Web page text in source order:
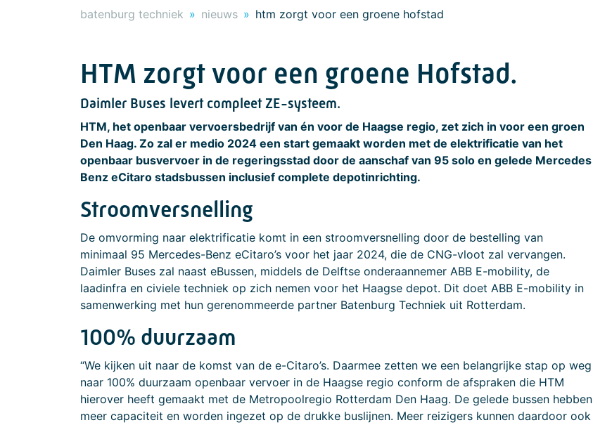
batenburg techniek nieuws htm zorgt voor een groene hofstad
HTM zorgt voor een groene Hofstad.
Daimler Buses levert compleet ZE-systeem.
HTM, het openbaar vervoersbedrijf van én voor de Haagse regio, zet zich in voor een groen
Den Haag. Zo zal er medio 2024 een start gemaakt worden met de elektrificatie van het
openbaar busvervoer in de regeringsstad door de aanschaf van 95 solo en gelede Mercedes
Benz eCitaro stadsbussen inclusief complete depotinrichting.
Stroomversnelling
De omvorming naar elektrificatie komt in een stroomversnelling door de bestelling van
minimaal 95 Mercedes-Benz eCitaro’s voor het jaar 2024, die de CNG-vloot zal vervangen.
Daimler Buses zal naast eBussen, middels de Delftse onderaannemer ABB E-mobility, de
laadinfra en civiele techniek op zich nemen voor het Haagse depot. Dit doet ABB E-mobility in
samenwerking met hun gerenommeerde partner Batenburg Techniek uit Rotterdam.
100% duurzaam
“We kijken uit naar de komst van de e-Citaro’s. Daarmee zetten we een belangrijke stap op weg
naar 100% duurzaam openbaar vervoer in de Haagse regio conform de afspraken die HTM
hierover heeft gemaakt met de Metropoolregio Rotterdam Den Haag. De gelede bussen hebben
meer capaciteit en worden ingezet op de drukke buslijnen. Meer reizigers kunnen daardoor ook